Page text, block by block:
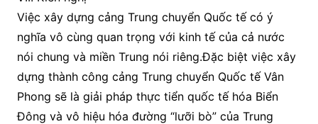
Việc xây dựng cảng Trung chuyển Quốc tế có ý
nghĩa vô cùng quan trọng với kinh tế của cả nước
nói chung và miền Trung nói riêng.Đặc biệt việc xây
dựng thành công cảng Trung chuyển Quốc tế Vân
Phong sẽ là giải pháp thực tiển quốc tế hóa Biển
Đông và vô hiệu hóa đường “lưỡi bò” của Trung